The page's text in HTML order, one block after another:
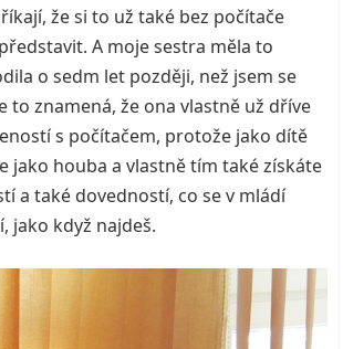
že si to už také bez počítače
A moje sestra měla to
o sedm let později, než jsem se
to znamená, že ona vlastně už dříve
s počítačem, protože jako dítě
jako houba a vlastně tím také získáte
a také dovedností, co se v mládí
jako když najdeš.